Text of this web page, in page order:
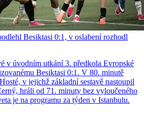
Besiktasi 0:1, v oslabení rozhodl
v úvodním utkání 3. předkola Evropské
Besiktasi 0:1. V 80. minutě
v jejichž základní sestavě nastoupil
hráli od 71. minuty bez vyloučeného
je na programu za týden v Istanbulu.